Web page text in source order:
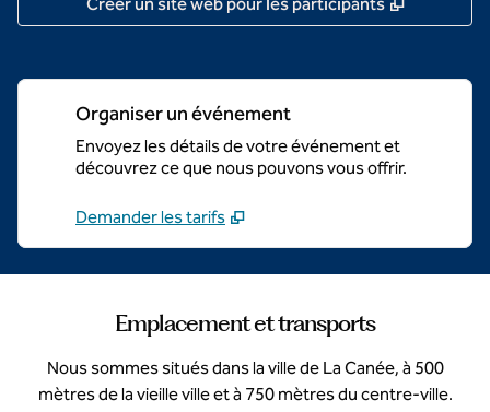
Organiser un événement
Envoyez les détails de votre événement et
découvrez ce que nous pouvons vous offrir.
Demander les tarifs
Emplacement et transports
Nous sommes situés dans la ville de La Canée, à 500
mètres de la vieille ville et à 750 mètres du centre-ville.